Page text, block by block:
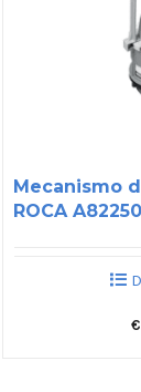
Mecanismo
ROCA
€